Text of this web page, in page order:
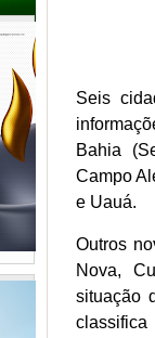
Seis
Bahia
Campo
e Uauá.
Outros
Nova,
situação